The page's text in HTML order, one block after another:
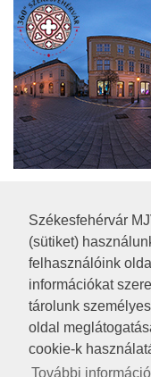
Székesfehérvár
(sütiket)
felhasználóink
információkat
tárolunk
oldal
cookie-k
További
RSS
A HONLAP
JOGI NYILATKOZAT
IMPRESSZUM